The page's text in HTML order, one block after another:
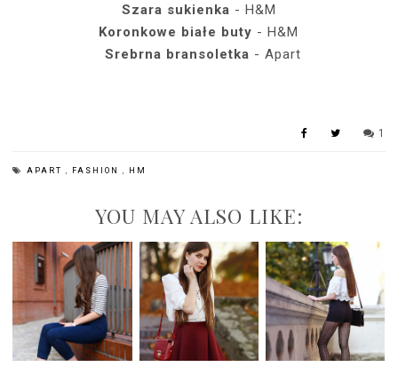
Szara sukienka - H&M
Koronkowe białe buty - H&M
Srebrna bransoletka - Apart
1
APART, FASHION, HM
YOU MAY ALSO LIKE: